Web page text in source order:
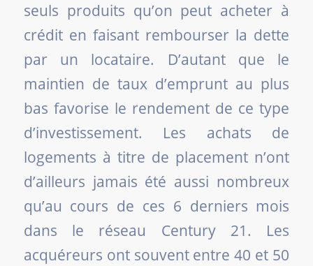
seuls produits qu’on peut acheter à
crédit en faisant rembourser la dette
par un locataire. D’autant que le
maintien de taux d’emprunt au plus
bas favorise le rendement de ce type
d’investissement. Les achats de
logements à titre de placement n’ont
d’ailleurs jamais été aussi nombreux
qu’au cours de ces 6 derniers mois
dans le réseau Century 21. Les
acquéreurs ont souvent entre 40 et 50